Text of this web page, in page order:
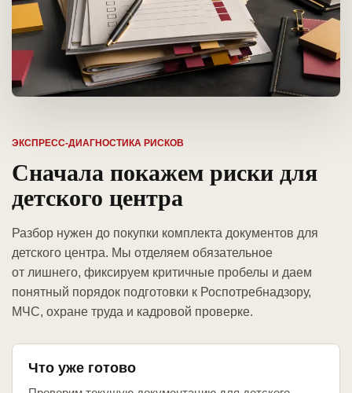
ЭКСПРЕСС-ДИАГНОСТИКА РИСКОВ
Сначала покажем риски для
детского центра
Разбор нужен до покупки комплекта документов для
детского центра. Мы отделяем обязательное
от лишнего, фиксируем критичные пробелы и даем
понятный порядок подготовки к Роспотребнадзору,
МЧС, охране труда и кадровой проверке.
Что уже готово